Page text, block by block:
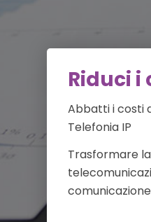
Riduci i
Abbatti i costi
Telefonia IP
Trasformare